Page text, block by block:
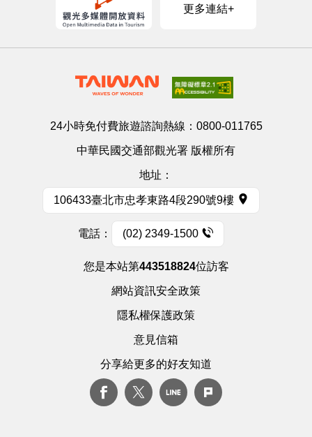
更多連結+
24小時免付費旅遊諮詢熱線： 0800-011765
中華民國交通部觀光署 版權所有
地址：
106433臺北市忠孝東路4段290號9樓
電話： (02) 2349-1500
您是本站第443518824位訪客
網站資訊安全政策
隱私權保護政策
意見信箱
分享給更多的好友知道